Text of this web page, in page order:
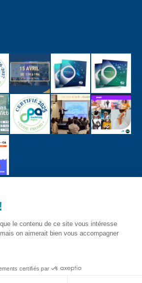
Tous droits registrés 2018
le contenu de ce site vous intéresse
on aimerait bien vous accompagner
certifiés par